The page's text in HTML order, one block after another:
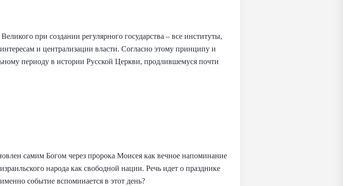
при создании регулярного государства – все институты,
и централизации власти. Согласно этому принципу и
периоду в истории Русской Церкви, продлившемуся почти
самим Богом через пророка Моисея как вечное напоминание
народа как свободной нации. Речь идет о празднике
событие вспоминается в этот день?